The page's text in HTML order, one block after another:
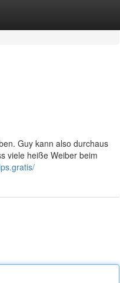
Guy kann also durchaus
viele heiße Weiber beim